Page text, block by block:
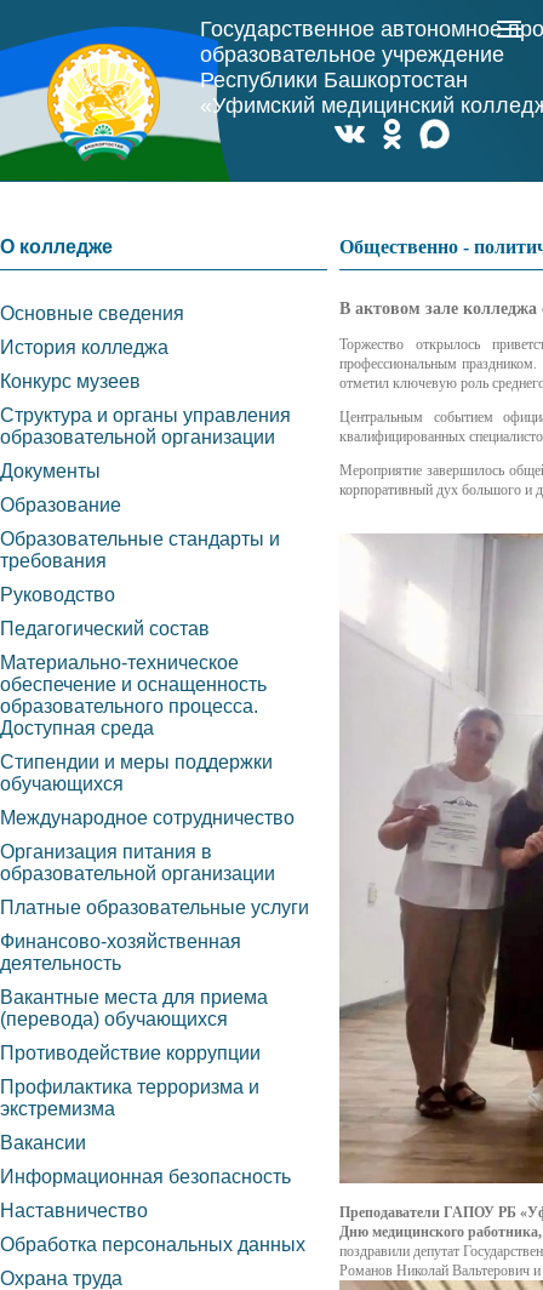
Государственное автономное
образовательное учреждение
Республики Башкортостан
«Уфимский медицинский
Общественно -
В актовом зале колледжа
Торжество открылось
профессиональным
отметил ключевую роль
Центральным событием
квалифицированных
Мероприятие завершилось
корпоративный дух большого и
Преподаватели ГАПОУ РБ
Дню медицинского работника,
поздравили депутат
Романов Николай Вальтерович
О колледже
Основные сведения
История колледжа
Конкурс музеев
Структура и органы управления
образовательной организации
Документы
Образование
Образовательные стандарты и
требования
Руководство
Педагогический состав
Материально-техническое
обеспечение и оснащенность
образовательного процесса.
Доступная среда
Стипендии и меры поддержки
обучающихся
Международное сотрудничество
Организация питания в
образовательной организации
Платные образовательные услуги
Финансово-хозяйственная
деятельность
Вакантные места для приема
(перевода) обучающихся
Противодействие коррупции
Профилактика терроризма и
экстремизма
Вакансии
Информационная безопасность
Наставничество
Обработка персональных данных
Охрана труда